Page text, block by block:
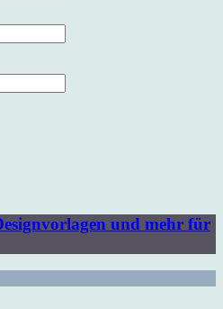
und mehr für